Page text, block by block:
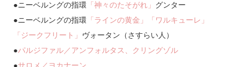
●ニーベルングの指環 「神々のたそがれ」 グンター
●ニーベルングの指環 「ラインの黄金」
「ワルキューレ」
「ジークフリート」 ヴォータン（さすらい人）
●パルジファル／アンフォルタス、クリングゾル
●サロメ／ヨカナーン